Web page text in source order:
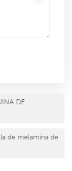
DE
de melamina de